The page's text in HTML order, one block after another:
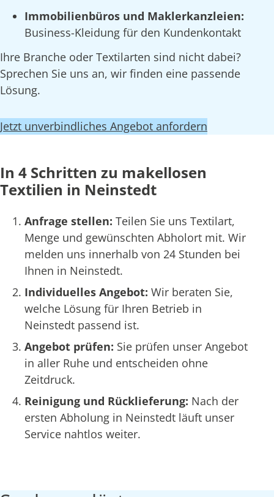
Immobilienbüros und Maklerkanzleien:
Business-Kleidung für den Kundenkontakt
Ihre Branche oder Textilarten sind nicht dabei?
Sprechen Sie uns an, wir finden eine passende
Lösung.
Jetzt unverbindliches Angebot anfordern
In 4 Schritten zu makellosen
Textilien in Neinstedt
Anfrage stellen: Teilen Sie uns Textilart,
Menge und gewünschten Abholort mit. Wir
melden uns innerhalb von 24 Stunden bei
Ihnen in Neinstedt.
Individuelles Angebot: Wir beraten Sie,
welche Lösung für Ihren Betrieb in
Neinstedt passend ist.
Angebot prüfen: Sie prüfen unser Angebot
in aller Ruhe und entscheiden ohne
Zeitdruck.
Reinigung und Rücklieferung: Nach der
ersten Abholung in Neinstedt läuft unser
Service nahtlos weiter.